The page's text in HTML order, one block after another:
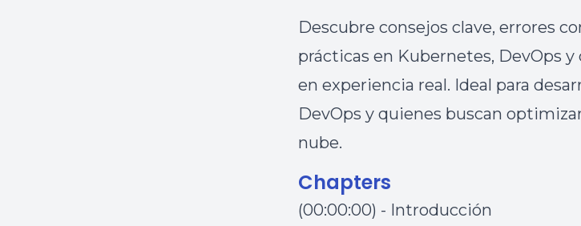
Descubre consejos clave, errores
prácticas en Kubernetes, DevOps y
en experiencia real. Ideal para
DevOps y quienes buscan
nube.
Chapters
(00:00:00) - Introducción